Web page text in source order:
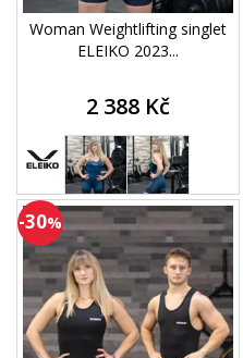
Woman Weightlifting singlet
ELEIKO 2023...
2 388 Kč
-30%